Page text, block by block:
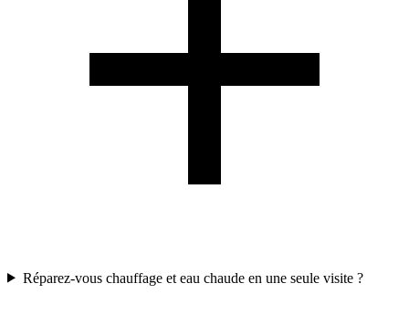
Réparez-vous chauffage et eau chaude en une seule visite ?